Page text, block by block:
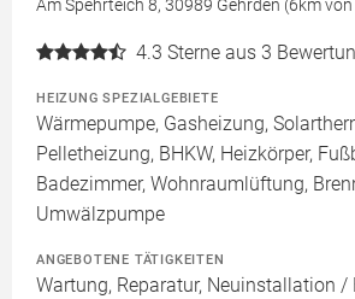
Am Spehrteich 8, 30989 Gehrden (6km
4.3 Sterne aus 3
HEIZUNG SPEZIALGEBIETE
Wärmepumpe, Gasheizung,
Pelletheizung, BHKW, Heizkörper,
Badezimmer, Wohnraumlüftung,
Umwälzpumpe
ANGEBOTENE TÄTIGKEITEN
Wartung, Reparatur, Neuinstallation /